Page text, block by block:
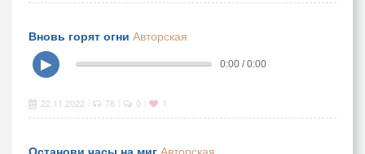
Вновь горят огни Авторская
▶
0:00 / 0:00
22.11.2022 78 0 1
Останови часы на миг Авторская